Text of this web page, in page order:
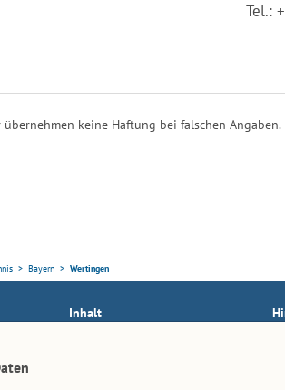
Tel.:
keine Haftung bei falschen Angaben.
Bayern Wertingen
Inhalt